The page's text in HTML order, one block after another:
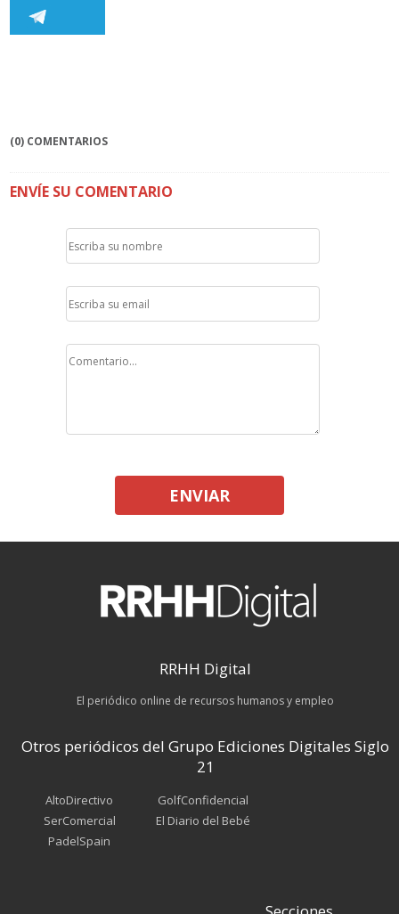
(0) COMENTARIOS
ENVÍE SU COMENTARIO
ENVIAR
RRHH Digital
El periódico online de recursos humanos y empleo
Otros periódicos del Grupo Ediciones Digitales Siglo
21
AltoDirectivo
SerComercial
PadelSpain
GolfConfidencial
El Diario del Bebé